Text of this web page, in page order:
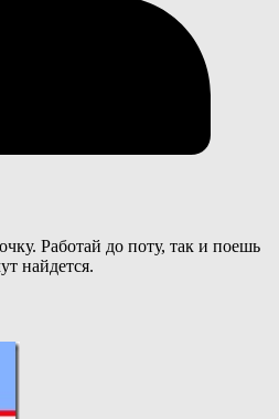
Работай до поту, так и поешь
найдется.